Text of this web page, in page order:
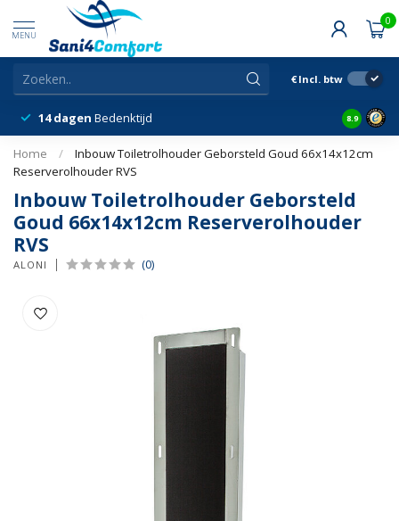
MENU
0
€ Incl. btw
14 dagen Bedenktijd Snelle
8.9
Home /
Inbouw Toiletrolhouder Geborsteld Goud 66x14x12cm
Reserverolhouder RVS
Inbouw Toiletrolhouder Geborsteld
Goud 66x14x12cm Reserverolhouder
RVS
ALONI (0)